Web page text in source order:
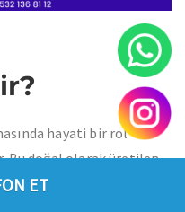
hayati bir rol
Bu doğal olarak üretilen
sürecinde aktif olarak
ET